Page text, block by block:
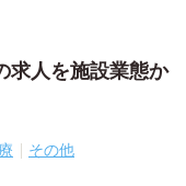
求人を施設業態か
その他